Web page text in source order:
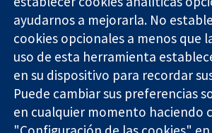
Evidencia fiable.
Decisiones
informadas.
Mejor salud.
Square
Londres
W1G 0AN
Reino Unido
ayudarnos a mejorarla. No
cookies opcionales a menos que
uso de esta herramienta
en su dispositivo para recordar
Puede cambiar sus preferencias
en cualquier momento haciendo